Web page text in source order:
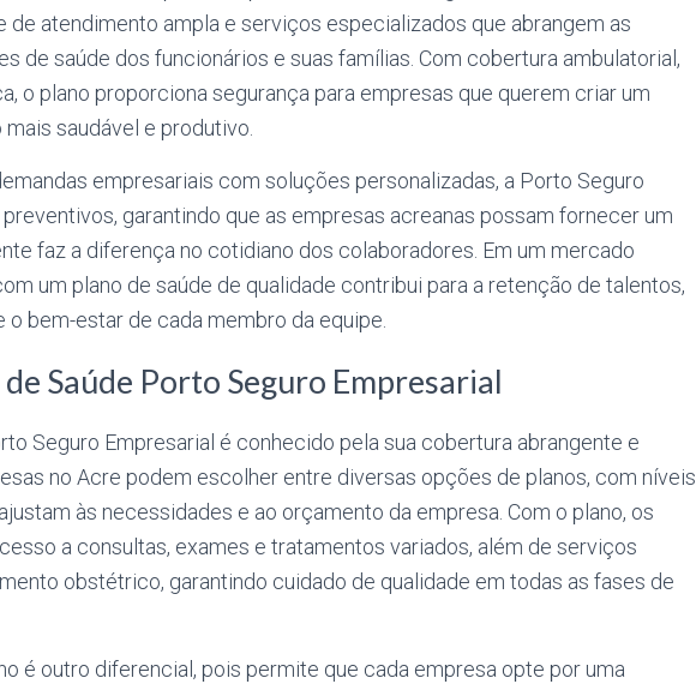
de atendimento ampla e serviços especializados que abrangem as
de saúde dos funcionários e suas famílias. Com cobertura ambulatorial,
o plano proporciona segurança para empresas que querem criar um
saudável e produtivo.
empresariais com soluções personalizadas, a Porto Seguro
garantindo que as empresas acreanas possam fornecer um
faz a diferença no cotidiano dos colaboradores. Em um mercado
um plano de saúde de qualidade contribui para a retenção de talentos,
o bem-estar de cada membro da equipe.
Saúde Porto Seguro Empresarial
Seguro Empresarial é conhecido pela sua cobertura abrangente e
no Acre podem escolher entre diversas opções de planos, com níveis
às necessidades e ao orçamento da empresa. Com o plano, os
a consultas, exames e tratamentos variados, além de serviços
obstétrico, garantindo cuidado de qualidade em todas as fases de
é outro diferencial, pois permite que cada empresa opte por uma